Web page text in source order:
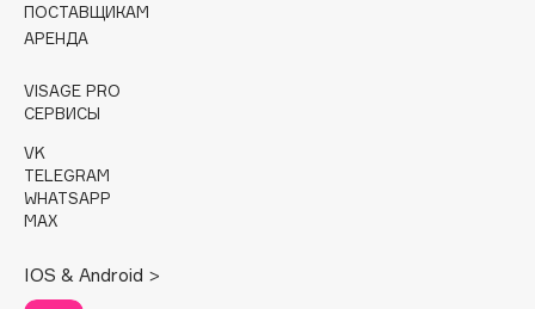
Curaprox
D
d'Alba
DABO
DARLING*
ПОСТАВЩИКАМ
АРЕНДА
VISAGE PRO
СЕРВИСЫ
VK
TELEGRAM
WHATSAPP
MAX
IOS & Android >